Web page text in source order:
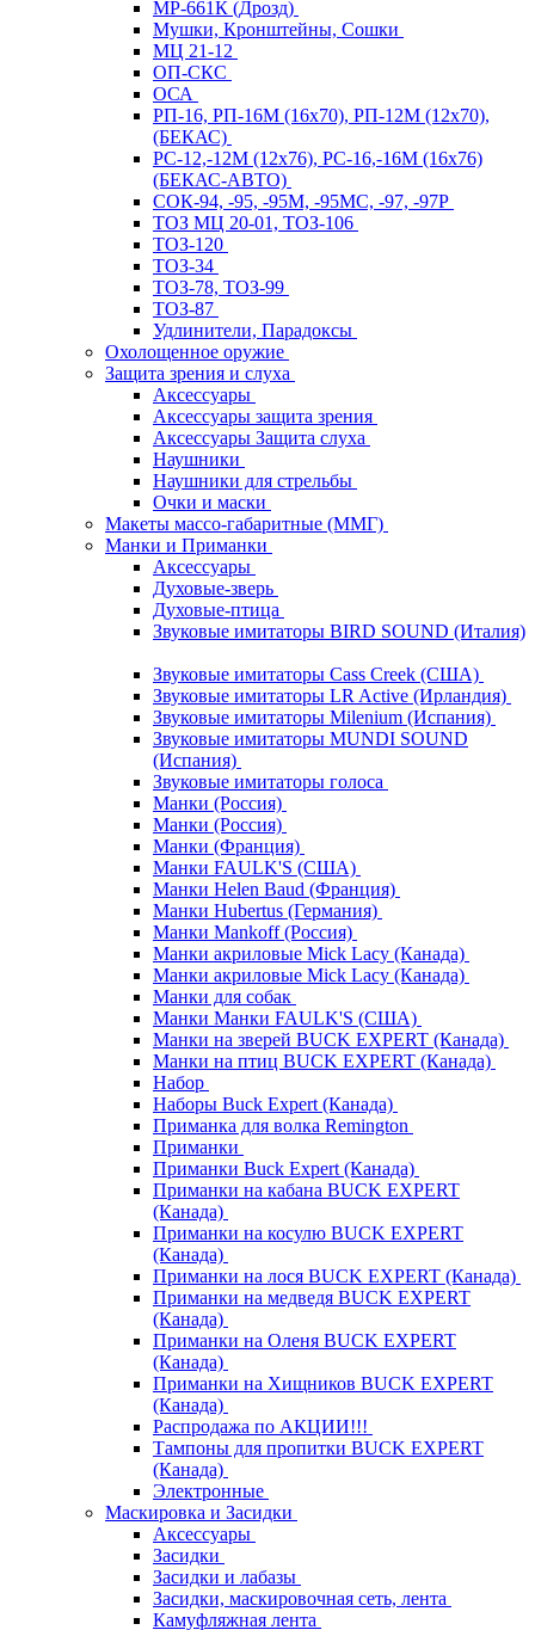
МР-661К (Дрозд)
Мушки, Кронштейны, Сошки
МЦ 21-12
ОП-СКС
ОСА
РП-16, РП-16М (16х70), РП-12М (12х70),
(БЕКАС)
РС-12,-12М (12х76), РС-16,-16М (16х76)
(БЕКАС-АВТО)
СОК-94, -95, -95М, -95МС, -97, -97Р
ТОЗ МЦ 20-01, ТОЗ-106
ТОЗ-120
ТОЗ-34
ТОЗ-78, ТОЗ-99
ТОЗ-87
Удлинители, Парадоксы
Охолощенное оружие
Защита зрения и слуха
Аксессуары
Аксессуары защита зрения
Аксессуары Защита слуха
Наушники
Наушники для стрельбы
Очки и маски
Макеты массо-габаритные (ММГ)
Манки и Приманки
Аксессуары
Духовые-зверь
Духовые-птица
Звуковые имитаторы BIRD SOUND (Италия)
Звуковые имитаторы Cass Creek (США)
Звуковые имитаторы LR Active (Ирландия)
Звуковые имитаторы Milenium (Испания)
Звуковые имитаторы MUNDI SOUND
(Испания)
Звуковые имитаторы голоса
Манки (Россия)
Манки (Россия)
Манки (Франция)
Манки FAULK'S (США)
Манки Helen Baud (Франция)
Манки Hubertus (Германия)
Манки Mankoff (Россия)
Манки акриловые Mick Lacy (Канада)
Манки акриловые Mick Lacy (Канада)
Манки для собак
Манки Манки FAULK'S (США)
Манки на зверей BUCK EXPERT (Канада)
Манки на птиц BUCK EXPERT (Канада)
Набор
Наборы Buck Expert (Канада)
Приманка для волка Remington
Приманки
Приманки Buck Expert (Канада)
Приманки на кабана BUCK EXPERT
(Канада)
Приманки на косулю BUCK EXPERT
(Канада)
Приманки на лося BUCK EXPERT (Канада)
Приманки на медведя BUCK EXPERT
(Канада)
Приманки на Оленя BUCK EXPERT
(Канада)
Приманки на Хищников BUCK EXPERT
(Канада)
Распродажа по АКЦИИ!!!
Тампоны для пропитки BUCK EXPERT
(Канада)
Электронные
Маскировка и Засидки
Аксессуары
Засидки
Засидки и лабазы
Засидки, маскировочная сеть, лента
Камуфляжная лента